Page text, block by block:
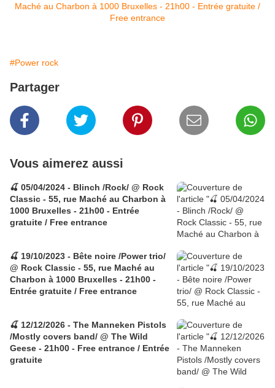
#Power rock
Partager
Vous aimerez aussi
🍒 05/04/2024 - Blinch /Rock/ @ Rock
Classic - 55, rue Maché au Charbon à
1000 Bruxelles - 21h00 - Entrée
gratuite / Free entrance
🍒 19/10/2023 - Bête noire /Power trio/
@ Rock Classic - 55, rue Maché au
Charbon à 1000 Bruxelles - 21h00 -
Entrée gratuite / Free entrance
🍒 12/12/2026 - The Manneken Pistols
/Mostly covers band/ @ The Wild
Geese - 21h00 - Free entrance / Entrée
gratuite